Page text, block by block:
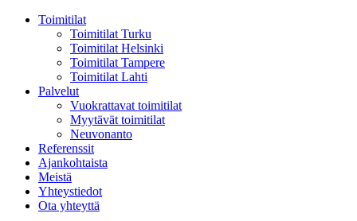
Toimitilat
Toimitilat Turku
Toimitilat Helsinki
Toimitilat Tampere
Toimitilat Lahti
Palvelut
Vuokrattavat toimitilat
Myytävät toimitilat
Neuvonanto
Referenssit
Ajankohtaista
Meistä
Yhteystiedot
Ota yhteyttä